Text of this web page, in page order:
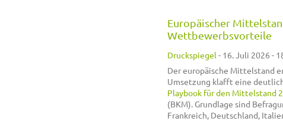
Europäischer
Wettbewerbsvorteile
Druckspiegel - 16. Juli 2026 -
Der europäische Mittelstand
Umsetzung klafft eine
Playbook für den Mittelstand
(BKM). Grundlage sind
Frankreich, Deutschland,